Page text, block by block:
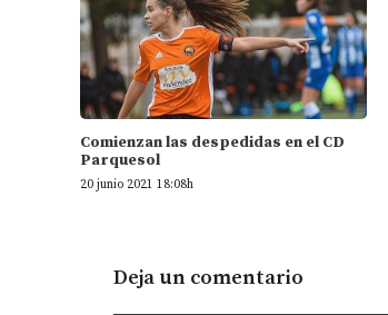
Comienzan las despedidas en el CD
Parquesol
20 junio 2021 18:08h
Deja un comentario